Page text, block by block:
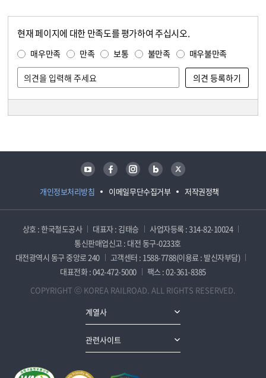
현재 페이지에 대한 만족도를 평가하여 주십시오.
매우만족 만족 보통 불만족 매우불만족
개인정보처리방침 이메일무단수집거부 저작권정책
유튜브 페이스북 인스타그램 블로그 트위터
상호 : 한국철도공사 대표자 : 김태승
사업자등록 : 314-82-10024
통신판매업신고 : 대전 동구-0233호
대전광역시 동구 중앙로 240
고객센터 : 1588-7788(이용료 : 발신자부담)
대표전화 : 042-472-5000
팩스 : 02-361-8385
COPYRIGHT ⓒ KOREA RAILROAD. ALL RIGHTS RESERVED.
계열사
관련사이트